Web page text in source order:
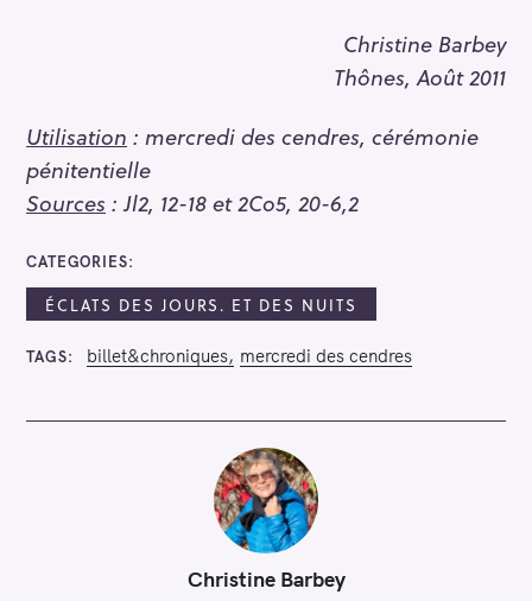
Christine Barbey
Thônes, Août 2011
Utilisation : mercredi des cendres, cérémonie
pénitentielle
Sources : Jl2, 12-18 et 2Co5, 20-6,2
CATEGORIES
ÉCLATS DES JOURS. ET DES NUITS
TAGS billet&chroniques mercredi des cendres
Christine Barbey